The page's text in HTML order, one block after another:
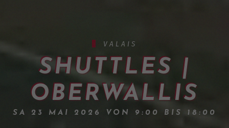
VALAIS
SHUTTLES |
OBERWALLIS
SA 23 MAI 2026 VON 9:00 BIS 18:00